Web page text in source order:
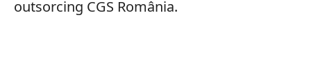
outsorcing CGS România.